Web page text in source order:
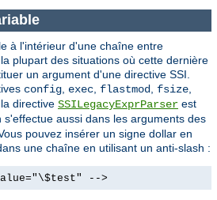
à l'intérieur d'une chaîne entre
plupart des situations où cette dernière
un argument d'une directive SSI.
config exec flastmod fsize
la directive SSILegacyExprParser est
s'effectue aussi dans les arguments des
pouvez insérer un signe dollar en
une chaîne en utilisant un anti-slash :
-->